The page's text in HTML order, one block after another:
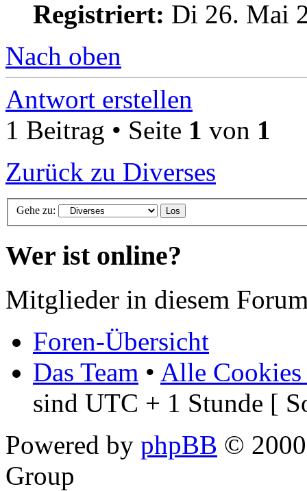
Registriert: Di 26. Mai
Nach oben
Antwort erstellen
1 Beitrag • Seite 1 von 1
Zurück zu Diverses
Gehe zu:
Wer ist online?
Mitglieder in diesem
Foren-Übersicht
Das Team • Alle Cookies
sind UTC + 1 Stunde [
Powered by phpBB ©
Group